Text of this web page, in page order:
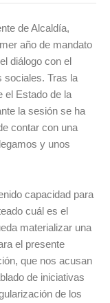
de Alcaldía,
año de mandato
diálogo con el
sociales. Tras la
el Estado de la
la sesión se ha
contar con una
y unos
capacidad para
cuál es el
materializar una
el presente
que nos acusan
de iniciativas
de los